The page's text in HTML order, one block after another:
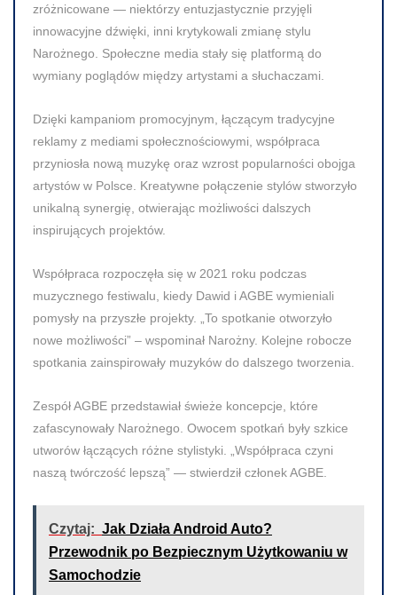
zróżnicowane — niektórzy entuzjastycznie przyjęli
innowacyjne dźwięki, inni krytykowali zmianę stylu
Narożnego. Społeczne media stały się platformą do
wymiany poglądów między artystami a słuchaczami.
Dzięki kampaniom promocyjnym, łączącym tradycyjne
reklamy z mediami społecznościowymi, współpraca
przyniosła nową muzykę oraz wzrost popularności obojga
artystów w Polsce. Kreatywne połączenie stylów stworzyło
unikalną synergię, otwierając możliwości dalszych
inspirujących projektów.
Współpraca rozpoczęła się w 2021 roku podczas
muzycznego festiwalu, kiedy Dawid i AGBE wymieniali
pomysły na przyszłe projekty. „To spotkanie otworzyło
nowe możliwości” – wspominał Narożny. Kolejne robocze
spotkania zainspirowały muzyków do dalszego tworzenia.
Zespół AGBE przedstawiał świeże koncepcje, które
zafascynowały Narożnego. Owocem spotkań były szkice
utworów łączących różne stylistyki. „Współpraca czyni
naszą twórczość lepszą” — stwierdził członek AGBE.
Czytaj: Jak Działa Android Auto?
Przewodnik po Bezpiecznym Użytkowaniu w
Samochodzie